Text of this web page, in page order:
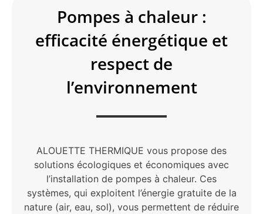
Pompes à chaleur :
efficacité énergétique et
respect de
l’environnement
ALOUETTE THERMIQUE vous propose des
solutions écologiques et économiques avec
l’installation de pompes à chaleur. Ces
systèmes, qui exploitent l’énergie gratuite de la
nature (air, eau, sol), vous permettent de réduire